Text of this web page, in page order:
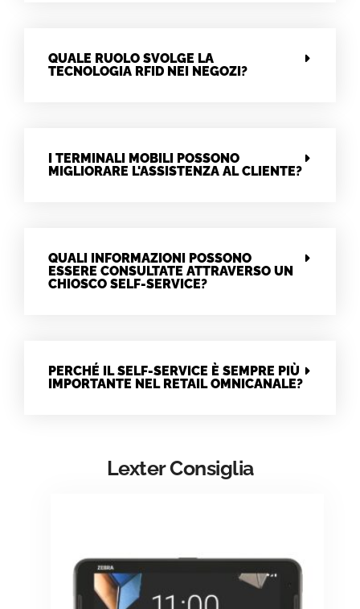
QUALE RUOLO SVOLGE LA
TECNOLOGIA RFID NEI NEGOZI?
I TERMINALI MOBILI POSSONO
MIGLIORARE L'ASSISTENZA AL CLIENTE?
QUALI INFORMAZIONI POSSONO
ESSERE CONSULTATE ATTRAVERSO UN
CHIOSCO SELF-SERVICE?
PERCHÉ IL SELF-SERVICE È SEMPRE PIÙ
IMPORTANTE NEL RETAIL OMNICANALE?
Lexter Consiglia